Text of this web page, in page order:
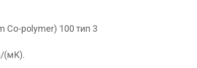
Co-polymer) 100 тип 3
(мК).